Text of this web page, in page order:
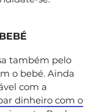
também pelo
o bebé. Ainda
com a
dinheiro com o